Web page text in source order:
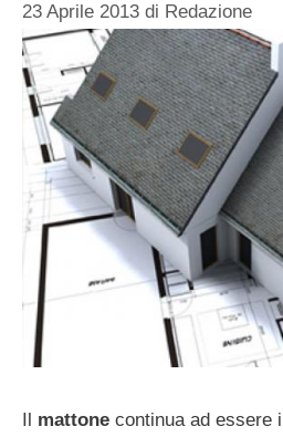
23 Aprile 2013 di Redazione
Il mattone continua ad essere